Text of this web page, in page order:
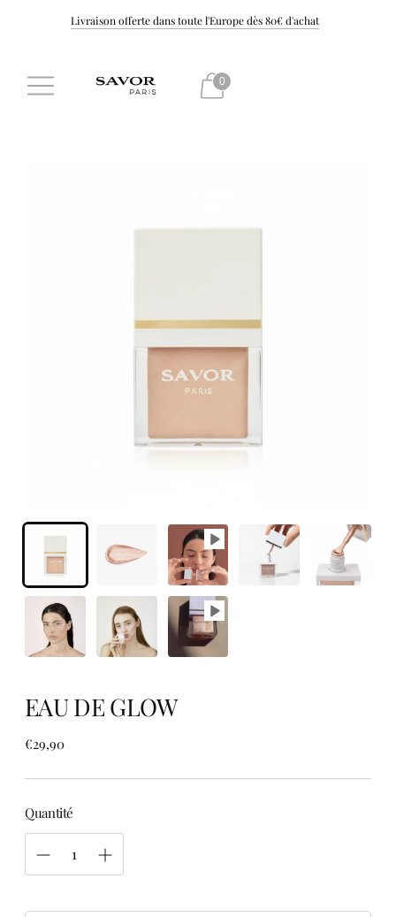
Livraison offerte dans toute l'Europe dès 80€ d'achat
-15 % sur votre première commande BIENVENUE15
0
EAU DE GLOW
€29,90
Prix
Quantité